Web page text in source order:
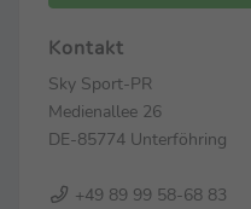
Kontakt
Sky Sport-PR
Medienallee 26
DE-85774 Unterföhring
+49 89 99 58-68 83